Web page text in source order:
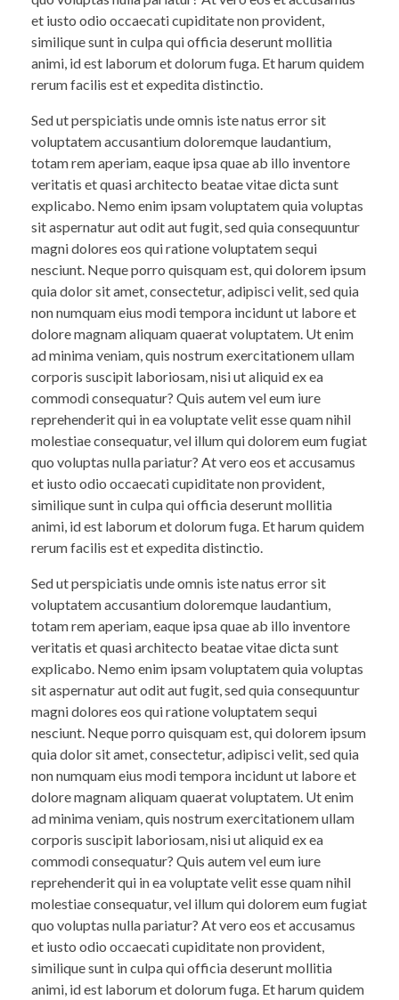
et iusto odio occaecati cupiditate non provident,
similique sunt in culpa qui officia deserunt mollitia
animi, id est laborum et dolorum fuga. Et harum quidem
rerum facilis est et expedita distinctio.
Sed ut perspiciatis unde omnis iste natus error sit
voluptatem accusantium doloremque laudantium,
totam rem aperiam, eaque ipsa quae ab illo inventore
veritatis et quasi architecto beatae vitae dicta sunt
explicabo. Nemo enim ipsam voluptatem quia voluptas
sit aspernatur aut odit aut fugit, sed quia consequuntur
magni dolores eos qui ratione voluptatem sequi
nesciunt. Neque porro quisquam est, qui dolorem ipsum
quia dolor sit amet, consectetur, adipisci velit, sed quia
non numquam eius modi tempora incidunt ut labore et
dolore magnam aliquam quaerat voluptatem. Ut enim
ad minima veniam, quis nostrum exercitationem ullam
corporis suscipit laboriosam, nisi ut aliquid ex ea
commodi consequatur? Quis autem vel eum iure
reprehenderit qui in ea voluptate velit esse quam nihil
molestiae consequatur, vel illum qui dolorem eum fugiat
quo voluptas nulla pariatur? At vero eos et accusamus
et iusto odio occaecati cupiditate non provident,
similique sunt in culpa qui officia deserunt mollitia
animi, id est laborum et dolorum fuga. Et harum quidem
rerum facilis est et expedita distinctio.
Sed ut perspiciatis unde omnis iste natus error sit
voluptatem accusantium doloremque laudantium,
totam rem aperiam, eaque ipsa quae ab illo inventore
veritatis et quasi architecto beatae vitae dicta sunt
explicabo. Nemo enim ipsam voluptatem quia voluptas
sit aspernatur aut odit aut fugit, sed quia consequuntur
magni dolores eos qui ratione voluptatem sequi
nesciunt. Neque porro quisquam est, qui dolorem ipsum
quia dolor sit amet, consectetur, adipisci velit, sed quia
non numquam eius modi tempora incidunt ut labore et
dolore magnam aliquam quaerat voluptatem. Ut enim
ad minima veniam, quis nostrum exercitationem ullam
corporis suscipit laboriosam, nisi ut aliquid ex ea
commodi consequatur? Quis autem vel eum iure
reprehenderit qui in ea voluptate velit esse quam nihil
molestiae consequatur, vel illum qui dolorem eum fugiat
quo voluptas nulla pariatur? At vero eos et accusamus
et iusto odio occaecati cupiditate non provident,
similique sunt in culpa qui officia deserunt mollitia
animi, id est laborum et dolorum fuga. Et harum quidem